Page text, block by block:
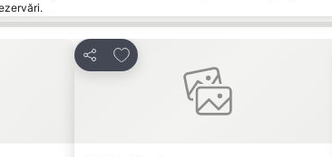
Distribuiți
Adăugaţi la favorite